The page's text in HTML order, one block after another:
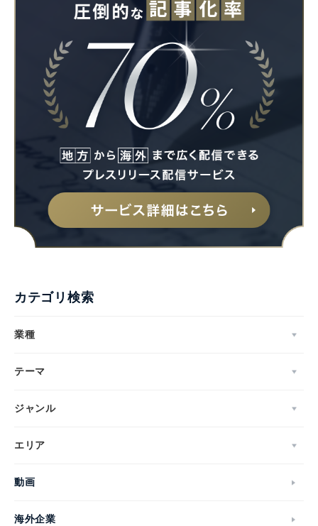
カテゴリ検索
業種
テーマ
ジャンル
エリア
動画
海外企業
English